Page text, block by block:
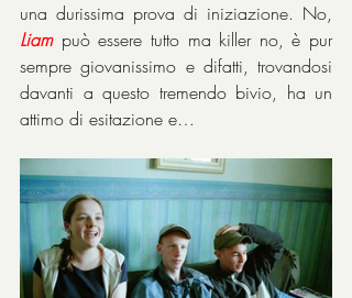
Liam può essere tutto ma killer no, è pur
sempre giovanissimo e difatti, trovandosi
davanti a questo tremendo bivio, ha un
attimo di esitazione e…